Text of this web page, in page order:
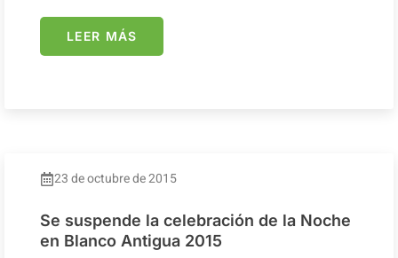
LEER MÁS
23 de octubre de 2015
Se suspende la celebración de la Noche
en Blanco Antigua 2015